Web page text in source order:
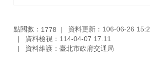
點閱數： 1778
資料更新：106-06-26
資料檢視：114-04-07 17:11
資料維護：臺北市政府交通局